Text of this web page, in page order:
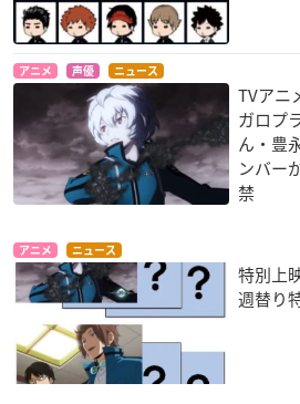
アニメ 声優 ニュース
TVアニ
ガロプ
ん・豊
ンバー
禁
アニメ ニュース
特別上
週替り